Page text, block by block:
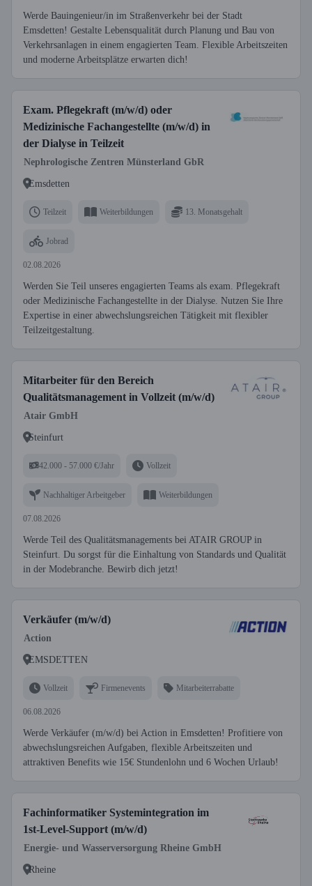
Werde Bauingenieur/in im Straßenverkehr bei der Stadt
Emsdetten! Gestalte Lebensqualität durch Planung und Bau von
Verkehrsanlagen in einem engagierten Team. Flexible Arbeitszeiten
und moderne Arbeitsplätze erwarten dich!
Exam. Pflegekraft (m/w/d) oder
Medizinische Fachangestellte (m/w/d) in
der Dialyse in Teilzeit
Nephrologische Zentren Münsterland GbR
Emsdetten
Teilzeit Weiterbildungen 13. Monatsgehalt
Jobrad
02.08.2026
Werden Sie Teil unseres engagierten Teams als exam. Pflegekraft
oder Medizinische Fachangestellte in der Dialyse. Nutzen Sie Ihre
Expertise in einer abwechslungsreichen Tätigkeit mit flexibler
Teilzeitgestaltung.
Mitarbeiter für den Bereich
Qualitätsmanagement in Vollzeit (m/w/d)
Atair GmbH
Steinfurt
42.000 - 57.000 €/Jahr Vollzeit
Nachhaltiger Arbeitgeber Weiterbildungen
07.08.2026
Werde Teil des Qualitätsmanagements bei ATAIR GROUP in
Steinfurt. Du sorgst für die Einhaltung von Standards und Qualität
in der Modebranche. Bewirb dich jetzt!
Verkäufer (m/w/d)
Action
EMSDETTEN
Vollzeit Firmenevents Mitarbeiterrabatte
06.08.2026
Werde Verkäufer (m/w/d) bei Action in Emsdetten! Profitiere von
abwechslungsreichen Aufgaben, flexible Arbeitszeiten und
attraktiven Benefits wie 15€ Stundenlohn und 6 Wochen Urlaub!
Fachinformatiker Systemintegration im
1st-Level-Support (m/w/d)
Energie- und Wasserversorgung Rheine GmbH
Rheine